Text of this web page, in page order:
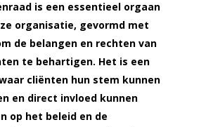
is een essentieel orgaan
organisatie, gevormd met
de belangen en rechten van
te behartigen. Het is een
cliënten hun stem kunnen
en direct invloed kunnen
op het beleid en de